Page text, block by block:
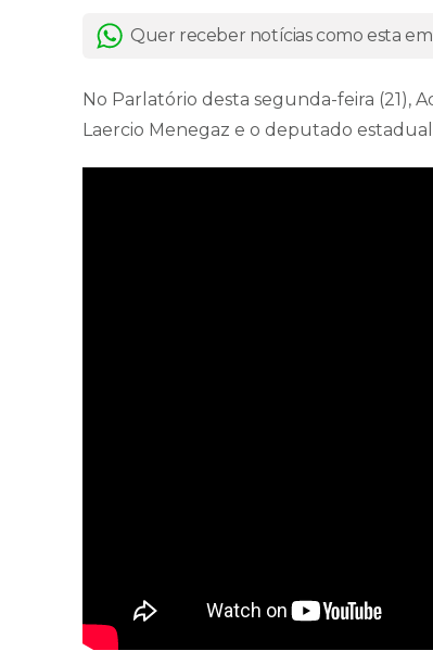
Quer receber notícias como esta
No Parlatório desta segunda-feira (21),
Laercio Menegaz e o deputado